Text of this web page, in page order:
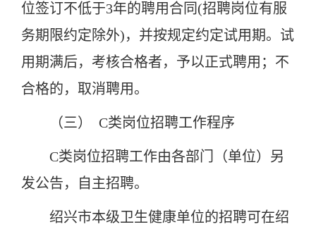
位签订不低于3年的聘用合同(招聘岗位有服
务期限约定除外)，并按规定约定试用期。试
用期满后，考核合格者，予以正式聘用；不
合格的，取消聘用。
（三） C类岗位招聘工作程序
C类岗位招聘工作由各部门（单位）另
发公告，自主招聘。
绍兴市本级卫生健康单位的招聘可在绍